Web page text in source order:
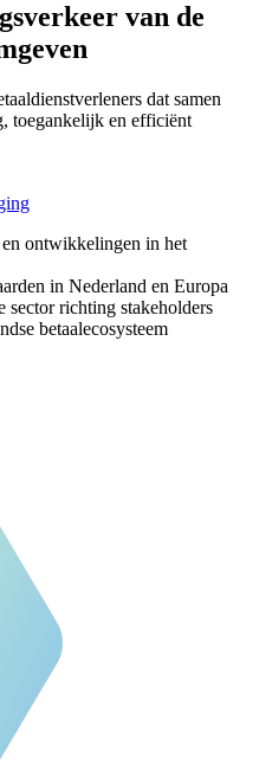
van de
dat samen
toegankelijk en efficiënt
ontwikkelingen in het
in Nederland en Europa
sector richting stakeholders
betaalecosysteem